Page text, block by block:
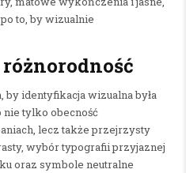
to, by wizualnie
identyfikacja wizualna była
nie tylko obecność
lecz także przejrzysty
wybór typografii przyjaznej
oraz symbole neutralne